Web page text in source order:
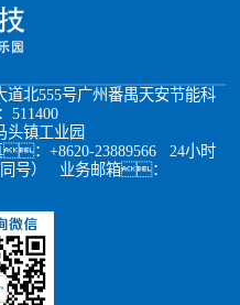
北555号广州番禺天安节能科
511400
镇工业园
：+8620-23889566 24小时
同号） 业务邮箱：